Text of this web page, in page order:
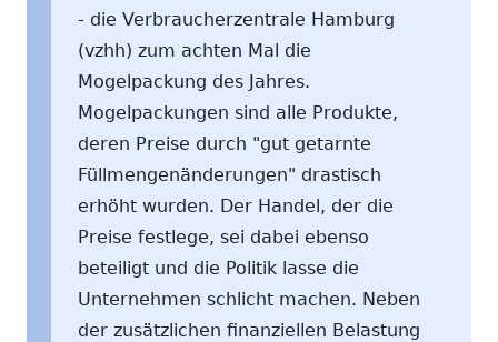
- die Verbraucherzentrale Hamburg
(vzhh) zum achten Mal die
Mogelpackung des Jahres.
Mogelpackungen sind alle Produkte,
deren Preise durch "gut getarnte
Füllmengenänderungen" drastisch
erhöht wurden. Der Handel, der die
Preise festlege, sei dabei ebenso
beteiligt und die Politik lasse die
Unternehmen schlicht machen. Neben
der zusätzlichen finanziellen Belastung